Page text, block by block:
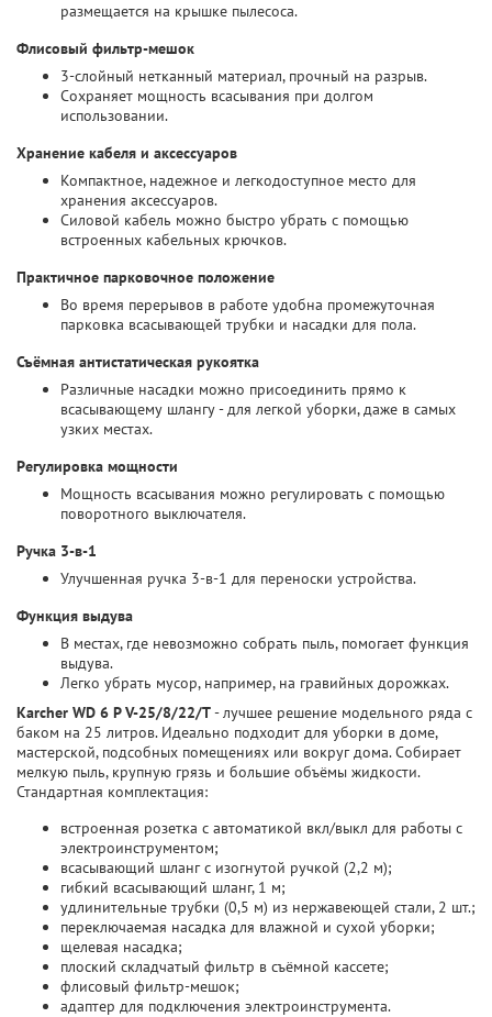
размещается на крышке пылесоса.
Флисовый фильтр-мешок
3-слойный нетканный материал, прочный на разрыв.
Сохраняет мощность всасывания при долгом
использовании.
Хранение кабеля и аксессуаров
Компактное, надежное и легкодоступное место для
хранения аксессуаров.
Силовой кабель можно быстро убрать с помощью
встроенных кабельных крючков.
Практичное парковочное положение
Во время перерывов в работе удобна промежуточная
парковка всасывающей трубки и насадки для пола.
Съёмная антистатическая рукоятка
Различные насадки можно присоединить прямо к
всасывающему шлангу - для легкой уборки, даже в самых
узких местах.
Регулировка мощности
Мощность всасывания можно регулировать с помощью
поворотного выключателя.
Ручка 3-в-1
Улучшенная ручка 3-в-1 для переноски устройства.
Функция выдува
В местах, где невозможно собрать пыль, помогает функция
выдува.
Легко убрать мусор, например, на гравийных дорожках.
Karcher WD 6 P V-25/8/22/T- лучшее решение модельного ряда с
баком на 25 литров. Идеально подходит для уборки в доме,
мастерской, подсобных помещениях или вокруг дома. Собирает
мелкую пыль, крупную грязь и большие объёмы жидкости.
Стандартная комплектация:
встроенная розетка с автоматикой вкл/выкл для работы с
электроинструментом;
всасывающий шланг с изогнутой ручкой (2,2 м);
гибкий всасывающий шланг, 1 м;
удлинительные трубки (0,5 м) из нержавеющей стали, 2 шт.;
переключаемая насадка для влажной и сухой уборки;
щелевая насадка;
плоский складчатый фильтр в съёмной кассете;
флисовый фильтр-мешок;
адаптер для подключения электроинструмента.